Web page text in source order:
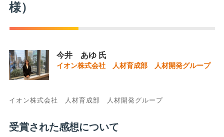
様）
今井 あゆ 氏
イオン株式会社 人材育成部 人材開発グループ
イオン株式会社 人材育成部 人材開発グループ
受賞された感想について